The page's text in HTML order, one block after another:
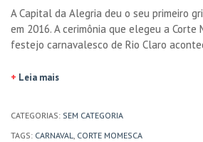
A Capital da Alegria deu o seu primeiro
em 2016. A cerimônia que elegeu a Corte
festejo carnavalesco de Rio Claro
+ Leia mais
CATEGORIAS: SEM CATEGORIA
TAGS: CARNAVAL, CORTE MOMESCA